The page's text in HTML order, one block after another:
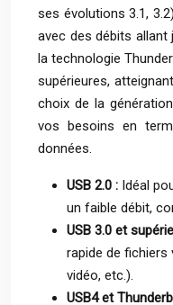
ses évolutions 3.1,
avec des débits allant
la technologie
supérieures,
choix de la
vos besoins en
données.
USB 2.0 : Idéal
un faible débit,
USB 3.0 et
rapide de fichiers
vidéo, etc.).
USB4 et